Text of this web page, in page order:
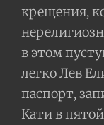
крещения,
в этом
легко Лев
паспорт,
Кати в